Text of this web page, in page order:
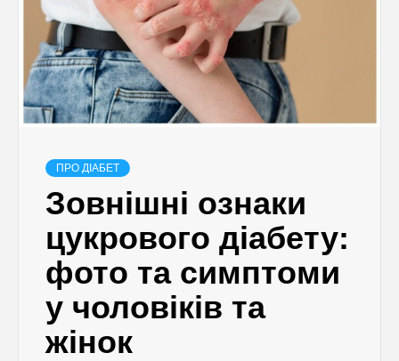
ПРО ДІАБЕТ
Зовнішні ознаки
цукрового діабету:
фото та симптоми
у чоловіків та
жінок